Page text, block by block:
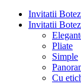
Invitatii Botez
Invitatii
Pliate
Simple
Cu